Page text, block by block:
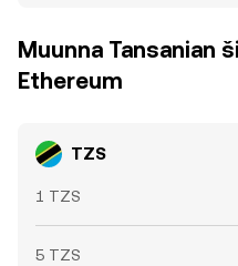
Muunna Tansanian
Ethereum
TZS
1 TZS
5 TZS